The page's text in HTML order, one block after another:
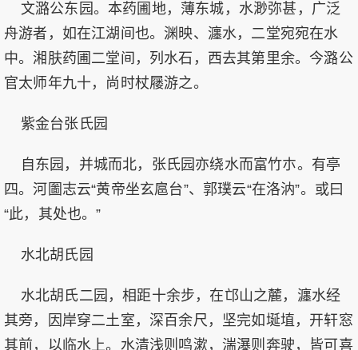
文潞公东园。本药圃地，薄东城，水渺弥甚，广泛
舟游者，如在江湖间也。渊映、瀍水，二堂宛宛在水
中。湘肤药圃二堂间，列水石，西去其第里余。今潞公
官太师年九十，尚时杖屦游之。
紫金台张氏园
自东园，并城而北，张氏园亦绕水而富竹朩。有亭
四。河圗志云“黄帝坐玄扈台”、郭璞云“在洛汭”。或曰
“此，其处也。”
水北胡氏园
水北胡氏二园，相距十余步，在邙山之麓，瀍水经
其旁，因岸穿二土室，深百余尺，坚完如埏埴，开轩窓
其前，以临水上。水清浅则鸣漱，湍瀑则奔驶，皆可喜